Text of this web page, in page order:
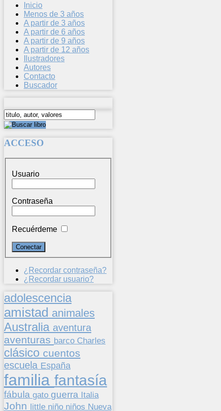
Inicio
Menos de 3 años
A partir de 3 años
A partir de 6 años
A partir de 9 años
A partir de 12 años
Ilustradores
Autores
Contacto
Buscador
ACCESO
Usuario
Contraseña
Recuérdeme
¿Recordar contraseña?
¿Recordar usuario?
adolescencia
amistad animales
Australia aventura
aventuras barco Charles
clásico cuentos
escuela España
familia fantasía
fábula gato guerra Italia
John little niño niños Nueva